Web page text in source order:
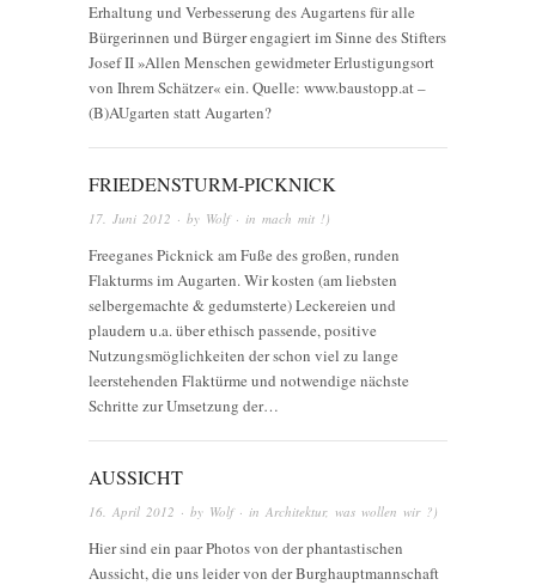
Erhaltung und Verbesserung des Augartens für alle
Bürgerinnen und Bürger engagiert im Sinne des Stifters
Josef II »Allen Menschen gewidmeter Erlustigungsort
von Ihrem Schätzer« ein. Quelle: www.baustopp.at –
(B)AUgarten statt Augarten?
FRIEDENSTURM-PICKNICK
17. Juni 2012 · by Wolf· in mach mit !)
Freeganes Picknick am Fuße des großen, runden
Flakturms im Augarten. Wir kosten (am liebsten
selbergemachte & gedumsterte) Leckereien und
plaudern u.a. über ethisch passende, positive
Nutzungsmöglichkeiten der schon viel zu lange
leerstehenden Flaktürme und notwendige nächste
Schritte zur Umsetzung der…
AUSSICHT
16. April 2012 · by Wolf· in Architektur, was wollen wir ?)
Hier sind ein paar Photos von der phantastischen
Aussicht, die uns leider von der Burghauptmannschaft